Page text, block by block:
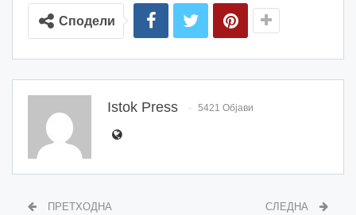
Сподели
Istok Press 5421 Објави
ПРЕТХОДНА СЛЕДНА